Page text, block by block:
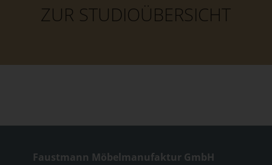
ZUR STUDIOÜBERSICHT
Faustmann Möbelmanufaktur GmbH